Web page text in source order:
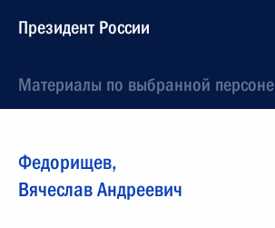
Президент России
Материалы по выбранной персоне
Федорищев,
Вячеслав Андреевич